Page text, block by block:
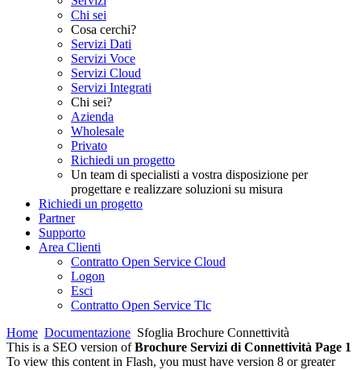
Chi sei
Cosa cerchi?
Servizi Dati
Servizi Voce
Servizi Cloud
Servizi Integrati
Chi sei?
Azienda
Wholesale
Privato
Richiedi un progetto
Un team di specialisti a vostra disposizione per
progettare e realizzare soluzioni su misura
Richiedi un progetto
Partner
Supporto
Area Clienti
Contratto Open Service Cloud
Logon
Esci
Contratto Open Service Tlc
Home Documentazione Sfoglia Brochure Connettività
This is a SEO version ofBrochure Servizi di Connettività Page 1
To view this content in Flash, you must have version 8 or greater